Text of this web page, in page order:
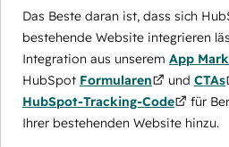
Das Beste daran ist, dass sich
bestehende Website integrieren
Integration aus unserem App
HubSpot Formularen und CTAs
HubSpot-Tracking-Code
für
Ihrer bestehenden Website hinzu.